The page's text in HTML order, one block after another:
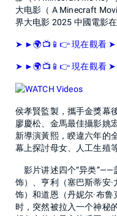
大电影（ A Minecraft
界大电影 2025 中國電影
➤ ►🌍📺📱👉 現在觀看
➤ ►🌍📺📱👉 現在觀看
侯孝賢監製，攜手金獎幕
廖慶松、金馬最佳攝影姚
新導演黃熙，睽違六年的
幕上探討母女、人工生殖
影片讲述四个“异类”——
饰）、亨利（塞巴斯蒂安·
饰）和道恩（丹妮尔·布
时，突然被拉入一个神秘